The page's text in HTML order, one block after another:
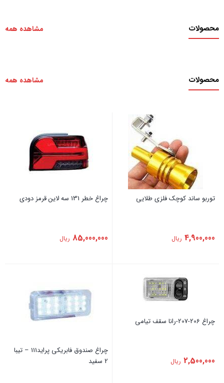
محصولات مشاهده همه
محصولات مشاهده همه
توربو ساند کوچک فلزی طلایی
4,900,000 ریال
چراغ خطر 131 سه لاین قرمز دودی
85,000,000 ریال
چراغ 206-207-رانا سقف تیامی
2,500,000 ریال
چراغ صندوق فابریکی پراید111 – تیبا
2 سفید